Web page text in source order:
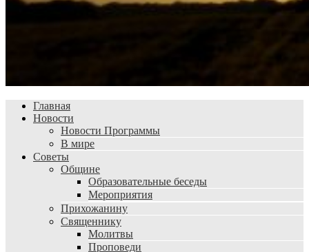
Главная
Новости
Новости Программы
В мире
Советы
Общине
Образовательные беседы
Мероприятия
Прихожанину
Священнику
Молитвы
Проповеди